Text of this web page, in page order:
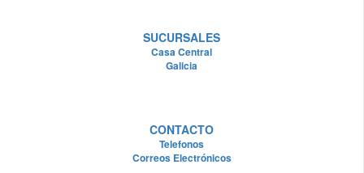
SUCURSALES
Casa Central
Galicia
CONTACTO
Telefonos
Correos Electrónicos